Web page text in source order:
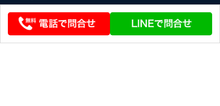
© 2026 STEERLINK Co.,Ltd